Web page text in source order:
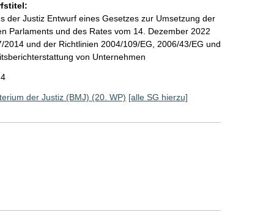
der Justiz Entwurf eines Gesetzes zur Umsetzung der
Parlaments und des Rates vom 14. Dezember 2022
und der Richtlinien 2004/109/EG, 2006/43/EG und
von Unternehmen
der Justiz (BMJ) (20. WP) [alle SG hierzu]